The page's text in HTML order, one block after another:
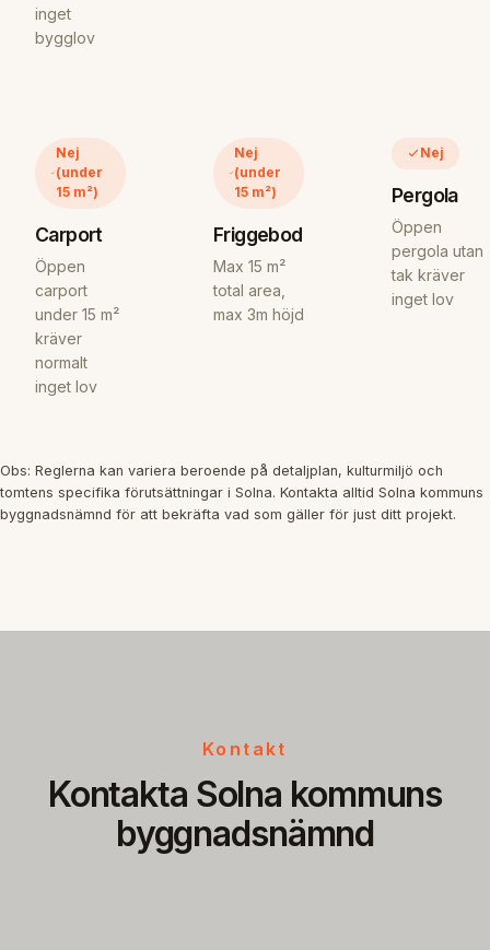
inget
bygglov
Nej
(under
15 m²)
Carport
Öppen
carport
under 15 m²
kräver
normalt
inget lov
Nej
(under
15 m²)
Friggebod
Max 15 m²
total area,
max 3m höjd
Nej
Pergola
Öppen
pergola utan
tak kräver
inget lov
Obs: Reglerna kan variera beroende på detaljplan, kulturmiljö och
tomtens specifika förutsättningar i Solna. Kontakta alltid Solna kommuns
byggnadsnämnd för att bekräfta vad som gäller för just ditt projekt.
Kontakt
Kontakta Solna kommuns
byggnadsnämnd